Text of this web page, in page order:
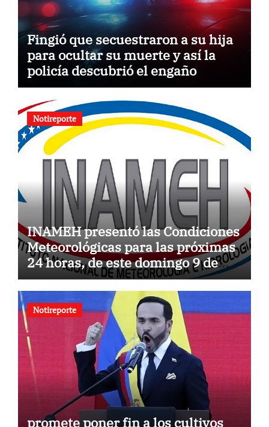
Fingió que secuestraron a su hija
para ocultar su muerte y así la
policía descubrió el engaño
Notireporte
INAMEH presentó las Condiciones
Meteorológicas para las próximas
24 horas, de este domingo 9 de
agosto 2026
Notireporte
promete poner fin a los cultivos